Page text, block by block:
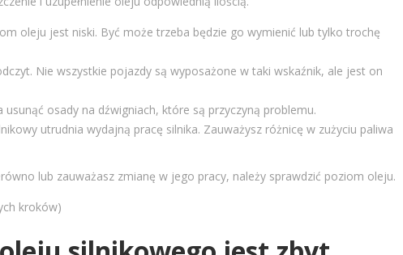
oleju jest niski. Być może trzeba będzie go wymienić lub tylko trochę
Nie wszystkie pojazdy są wyposażone w taki wskaźnik, ale jest on
osady na dźwigniach, które są przyczyną problemu.
utrudnia wydajną pracę silnika. Zauważysz różnicę w zużyciu paliwa
lub zauważasz zmianę w jego pracy, należy sprawdzić poziom oleju.
kroków)